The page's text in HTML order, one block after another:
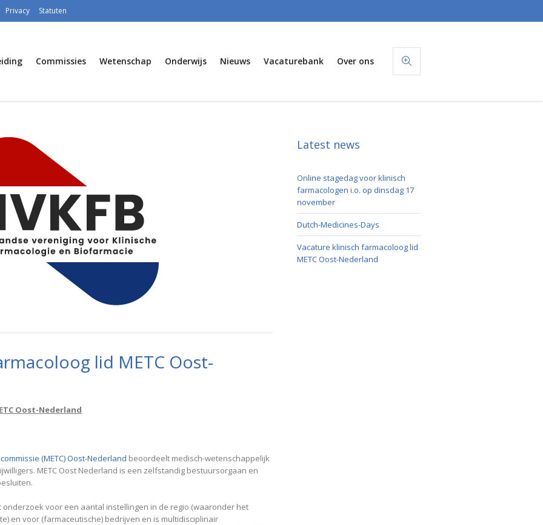
Privacy Statuten
Commissies Wetenschap Onderwijs Nieuws Vacaturebank Over ons
lid METC Oost-
Oost-Nederland
(METC) Oost-Nederland beoordeelt medisch-wetenschappelijk
METC Oost Nederland is een zelfstandig bestuursorgaan en
onderzoek voor een aantal instellingen in de regio (waaronder het
en voor (farmaceutische) bedrijven en is multidisciplinair
Latest news
Online stagedag voor klinisch
farmacologen i.o. op dinsdag 17
november
Dutch-Medicines-Days
Vacature klinisch farmacoloog lid
METC Oost-Nederland